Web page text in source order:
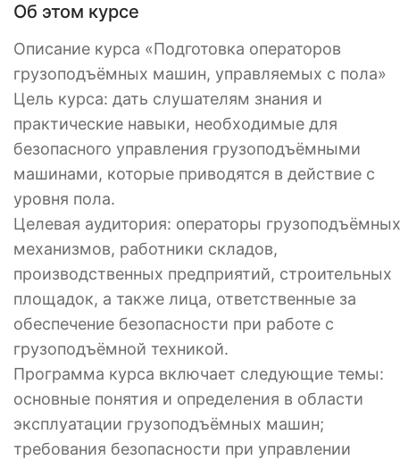
Об этом курсе
Описание курса «Подготовка операторов
грузоподъёмных машин, управляемых с пола»
Цель курса: дать слушателям знания и
практические навыки, необходимые для
безопасного управления грузоподъёмными
машинами, которые приводятся в действие с
уровня пола.
Целевая аудитория: операторы грузоподъёмных
механизмов, работники складов,
производственных предприятий, строительных
площадок, а также лица, ответственные за
обеспечение безопасности при работе с
грузоподъёмной техникой.
Программа курса включает следующие темы:
основные понятия и определения в области
эксплуатации грузоподъёмных машин;
требования безопасности при управлении